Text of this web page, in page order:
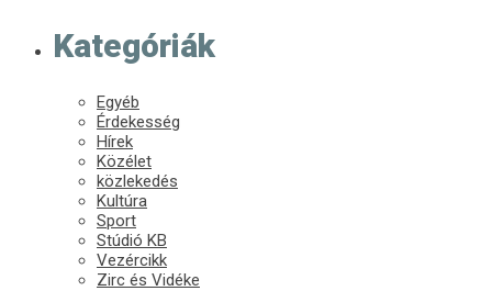
Kategóriák
Egyéb
Érdekesség
Hírek
Közélet
közlekedés
Kultúra
Sport
Stúdió KB
Vezércikk
Zirc és Vidéke